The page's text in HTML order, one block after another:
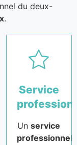
du deux-
.
Service
Unservice
professionnel